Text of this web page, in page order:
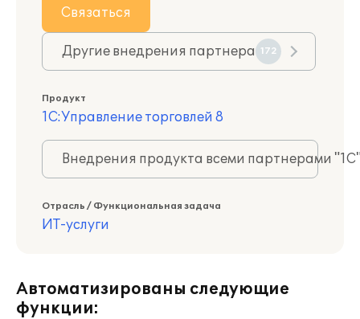
Связаться
Другие внедрения партнера 172
Продукт
1С:Управление торговлей 8
Внедрения продукта всеми партнерами
Отрасль / Функциональная задача
ИТ-услуги
Автоматизированы следующие
функции: